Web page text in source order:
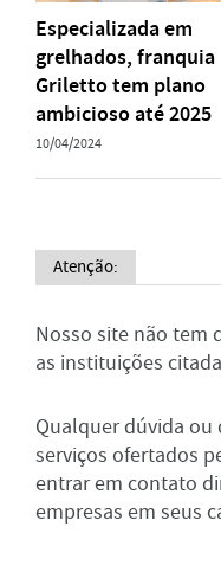
Especializada em
grelhados, franquia
Griletto tem plano
ambicioso até 2025
10/04/2024
Atenção:
Nosso site não tem
as instituições
Qualquer dúvida
serviços ofertados
entrar em contato
empresas em seus